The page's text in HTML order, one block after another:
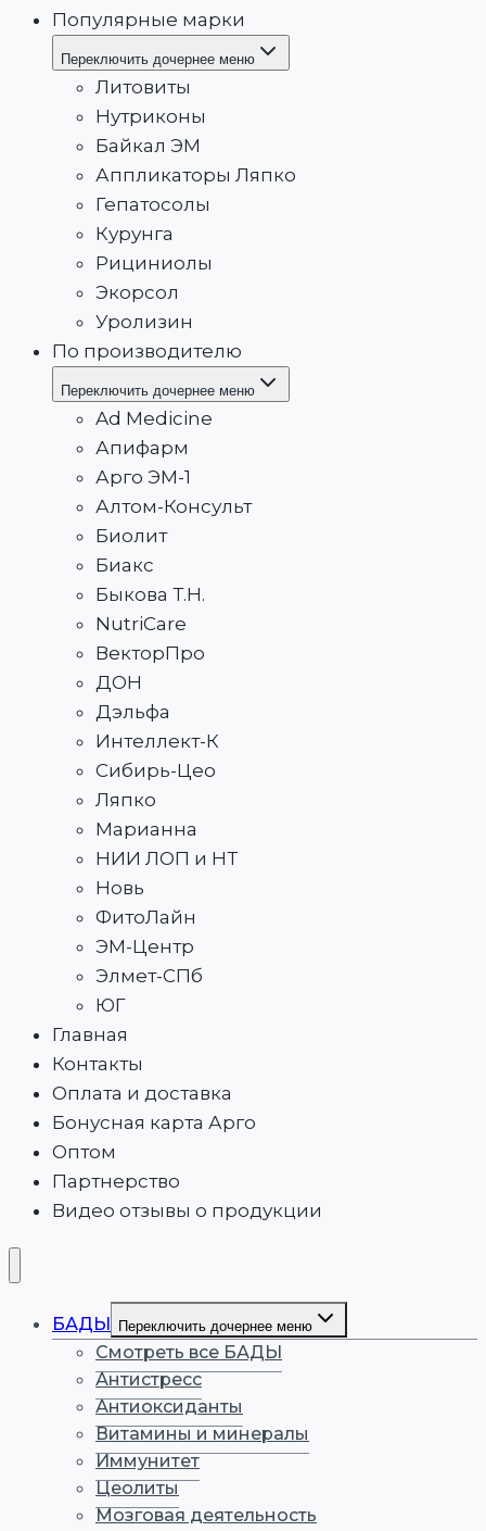
Популярные марки
Переключить дочернее меню
Литовиты
Нутриконы
Байкал ЭМ
Аппликаторы Ляпко
Гепатосолы
Курунга
Рициниолы
Экорсол
Уролизин
По производителю
Переключить дочернее меню
Ad Medicine
Апифарм
Арго ЭМ-1
Алтом-Консульт
Биолит
Биакс
Быкова Т.Н.
NutriCare
ВекторПро
ДОН
Дэльфа
Интеллект-К
Сибирь-Цео
Ляпко
Марианна
НИИ ЛОП и НТ
Новь
ФитоЛайн
ЭМ-Центр
Элмет-СПб
ЮГ
Главная
Контакты
Оплата и доставка
Бонусная карта Арго
Оптом
Партнерство
Видео отзывы о продукции
БАДЫ Переключить дочернее меню
Смотреть все БАДЫ
Антистресс
Антиоксиданты
Витамины и минералы
Иммунитет
Цеолиты
Мозговая деятельность